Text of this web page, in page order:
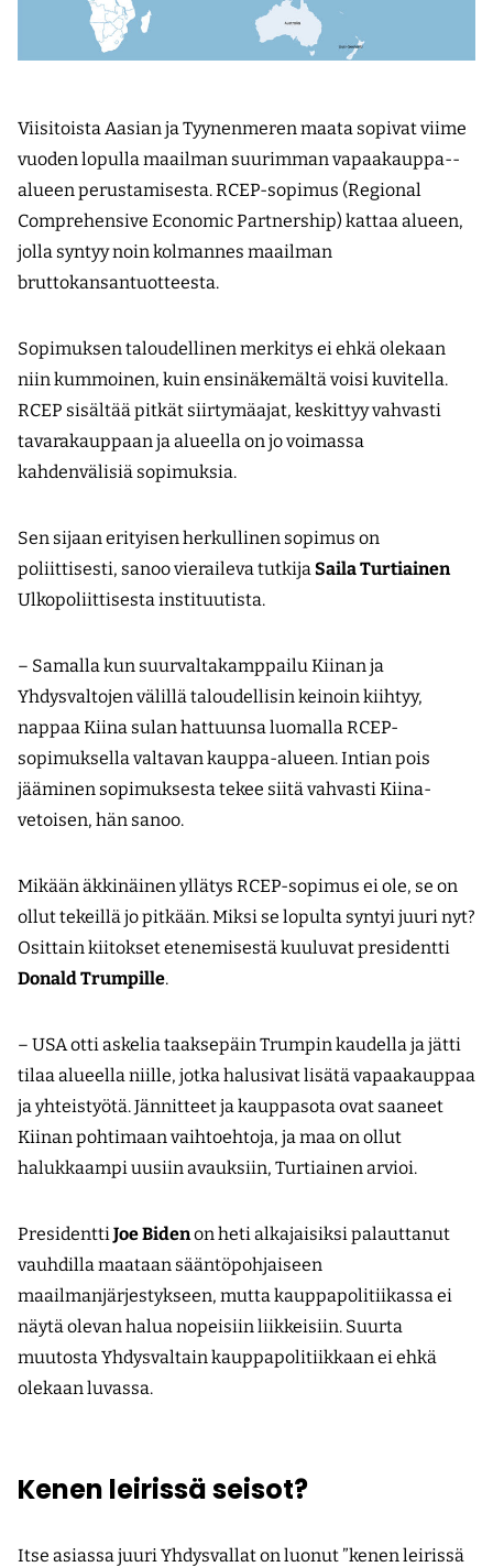
Viisitoista Aasian ja Tyynenmeren maata sopivat viime
vuoden lopulla maailman suurimman vapaakauppa-­
alueen perustamisesta. RCEP-sopimus (Regional
Comprehensive Economic Partnership) kattaa alueen,
jolla syntyy noin kolmannes maailman
bruttokansantuotteesta.
Sopimuksen taloudellinen merkitys ei ehkä olekaan
niin kummoinen, kuin ensinäkemältä voisi kuvitella.
RCEP sisältää pitkät siirtymäajat, keskittyy vahvasti
tavarakauppaan ja alueella on jo voimassa
kahdenvälisiä sopimuksia.
Sen sijaan erityisen herkullinen sopimus on
poliittisesti, sanoo vieraileva tutkija Saila Turtiainen
Ulkopoliittisesta instituutista.
– Samalla kun suurvaltakamppailu Kiinan ja
Yhdysvaltojen välillä taloudellisin keinoin kiihtyy,
nappaa Kiina sulan hattuunsa luomalla RCEP-
sopimuksella valtavan kauppa-alueen. Intian pois
jääminen sopimuksesta tekee siitä vahvasti Kiina-
vetoisen, hän sanoo.
Mikään äkkinäinen yllätys RCEP-sopimus ei ole, se on
ollut tekeillä jo pitkään. Miksi se lopulta syntyi juuri nyt?
Osittain kiitokset etenemisestä kuuluvat presidentti
Donald Trumpille.
– USA otti askelia taaksepäin Trumpin kaudella ja jätti
tilaa alueella niille, jotka halusivat lisätä vapaakauppaa
ja yhteistyötä. Jännitteet ja kauppasota ovat saaneet
Kiinan pohtimaan vaihtoehtoja, ja maa on ollut
halukkaampi uusiin avauksiin, Turtiainen arvioi.
PresidenttiJoe Bidenon heti alkajaisiksi palauttanut
vauhdilla maataan sääntöpohjaiseen
maailmanjärjestykseen, mutta kauppapolitiikassa ei
näytä olevan halua nopeisiin liikkeisiin. Suurta
muutosta Yhdysvaltain kauppapolitiikkaan ei ehkä
olekaan luvassa.
Kenen leirissä seisot?
Itse asiassa juuri Yhdysvallat on luonut ”kenen leirissä